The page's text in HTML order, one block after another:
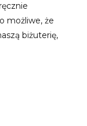
możliwe, że
biżuterię,